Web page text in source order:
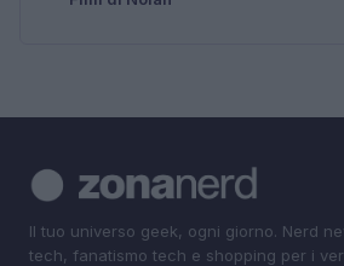
Il tuo universo geek, ogni giorno. Nerd
tech, fanatismo tech e shopping per i